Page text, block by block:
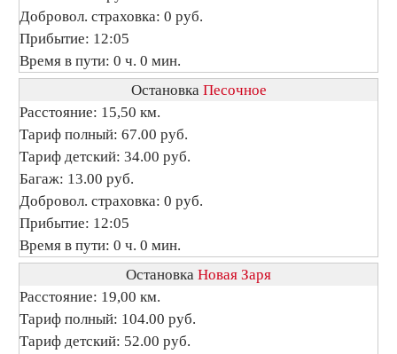
Добровол. страховка: 0 руб.
Прибытие: 12:05
Время в пути: 0 ч. 0 мин.
Остановка Песочное
Расстояние: 15,50 км.
Тариф полный: 67.00 руб.
Тариф детский: 34.00 руб.
Багаж: 13.00 руб.
Добровол. страховка: 0 руб.
Прибытие: 12:05
Время в пути: 0 ч. 0 мин.
Остановка Новая Заря
Расстояние: 19,00 км.
Тариф полный: 104.00 руб.
Тариф детский: 52.00 руб.